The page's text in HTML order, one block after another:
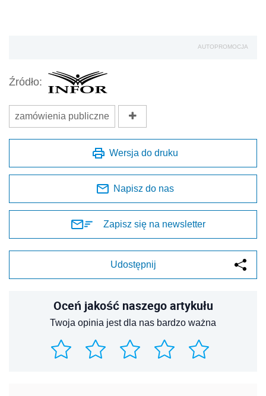
AUTOPROMOCJA
Źródło:
zamówienia publiczne
Wersja do druku
Napisz do nas
Zapisz się na newsletter
Udostępnij
Oceń jakość naszego artykułu
Twoja opinia jest dla nas bardzo ważna